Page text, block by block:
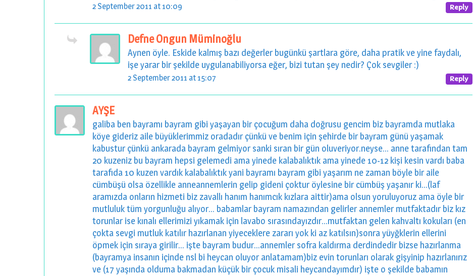
Reply
2 September 2011 at 10:09
Defne Ongun Müminoğlu
Aynen öyle. Eskide kalmış bazı değerler bugünkü şartlara göre, daha pratik ve yine faydalı,
işe yarar bir şekilde uygulanabiliyorsa eğer, bizi tutan şey nedir? Çok sevgiler :)
Reply
2 September 2011 at 15:07
AYŞE
galiba ben bayramı bayram gibi yaşayan bir çocuğum daha doğrusu gencim biz bayramda mutlaka
köye gideriz aile büyüklerimmiz oradadır çünkü ve benim için şehirde bir bayram günü yaşamak
kabustur çünkü ankarada bayram gelmiyor sanki sıran bir gün oluveriyor.neyse... anne tarafından tam
20 kuzeniz bu bayram hepsi gelemedi ama yinede kalabalıktık ama yinede 10-12 kişi kesin vardı baba
tarafıda 10 kuzen vardık kalabalıktık yani bayramı bayram gibi yaşarım ne zaman böyle bir aile
cümbüşü olsa özellikle anneannemlerin gelip gideni çoktur öylesine bir cümbüş yaşanır ki...(laf
aramızda onların hizmeti biz zavallı hanım hanımcık kızlara aittir)ama olsun yoruluyoruz ama öyle bir
mutluluk tüm yorgunluğu alıyor... babamlar bayram namazından gelirler annemler mutfaktadır biz kız
torunlar ise kınalı ellerimizi yıkamak için lavabo sırasındayızdır...mutfaktan gelen kahvaltı kokuları (en
çokta sevgi mutluk katılır hazırlanan yiyeceklere zararı yok ki az katılsın)sonra yüyğklerin ellerini
öpmek için sıraya girilir... işte bayram budur...annemler sofra kaldırma derdindedir bizse hazırlanma
(bayramya insanın içinde nsl bi heycan oluyor anlatamam)biz evin torunları olarak gişyinip hazırlanırız
ve (17 yaşında olduma bakmadan küçük bir çocuk misali heycandayımdır) işte o şekilde babamın